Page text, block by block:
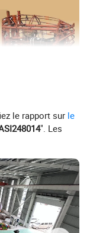
le rapport sur le
". Les